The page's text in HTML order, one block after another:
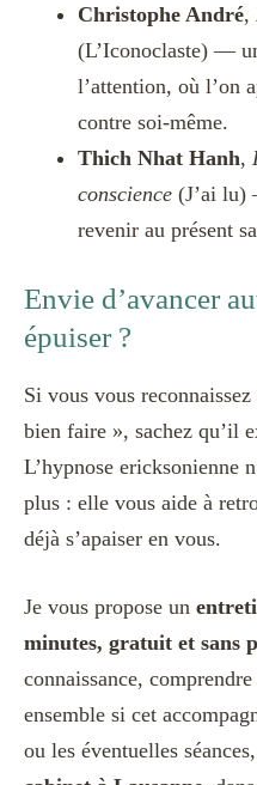
Christophe André,
(L’Iconoclaste) —
l’attention, où l’on
contre soi-même.
Thich Nhat Hanh,
conscience (J’ai lu)
revenir au présent
Envie d’avancer
épuiser ?
Si vous vous
bien faire », sachez qu’il
L’hypnose ericksonienne
plus : elle vous aide à
déjà s’apaiser en vous.
Je vous propose un
minutes, gratuit et sans
connaissance,
ensemble si cet
ou les éventuelles